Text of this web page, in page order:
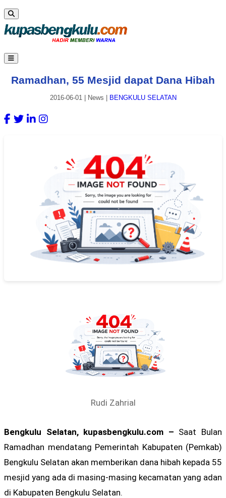
Ramadhan, 55 Mesjid dapat Dana Hibah
2016-06-01| News BENGKULU SELATAN
Rudi Zahrial
Bengkulu Selatan, kupasbengkulu.com – Saat Bulan
Ramadhan mendatang Pemerintah Kabupaten (Pemkab)
Bengkulu Selatan akan memberikan dana hibah kepada 55
mesjid yang ada di masing-masing kecamatan yang adan
di Kabupaten Bengkulu Selatan.